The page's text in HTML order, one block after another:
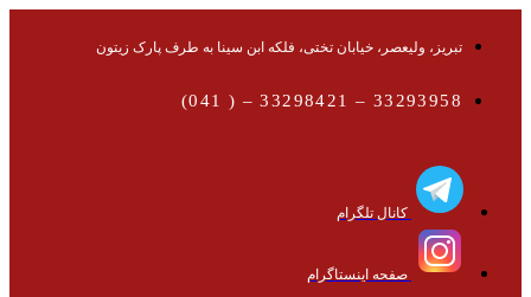
تبریز، ولیعصر، خیابان تختی، فلکه ابن سینا به طرف پارک زیتون
33293958 – 33298421 – ( 041)
کانال تلگرام
صفحه اینستاگرام